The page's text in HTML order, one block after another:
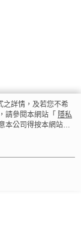
之詳情，及若您不希
請參閱本網站「 隱私
本公司得按本網站使